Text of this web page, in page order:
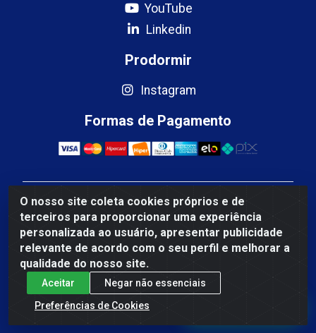
O nosso site coleta cookies próprios e de
terceiros para proporcionar uma experiência
personalizada ao usuário, apresentar publicidade
relevante de acordo com o seu perfil e melhorar a
qualidade do nosso site.
Aceitar
Negar não essenciais
Preferências de Cookies
YouTube
Linkedin
Prodormir
Instagram
Formas de Pagamento
Mercosul Espumas Industriais LTDA - Rua 13, SN,
Quadra009 Lote 0007 - Polo Empresarial Goias - Etapa
IV - Aparecida de Goiânia/GO - CEP 74.985-113 - CNPJ
10.755.005/0001-88